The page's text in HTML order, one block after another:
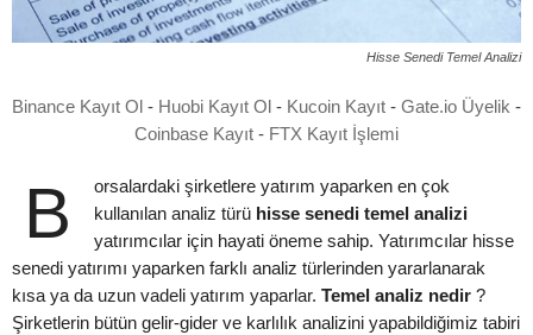
Hisse Senedi Temel Analizi
Binance Kayıt Ol - Huobi Kayıt Ol - Kucoin Kayıt - Gate.io Üyelik -
Coinbase Kayıt - FTX Kayıt İşlemi
Borsalardaki şirketlere yatırım yaparken en çok kullanılan analiz türü hisse senedi temel analizi
yatırımcılar için hayati öneme sahip. Yatırımcılar hisse
senedi yatırımı yaparken farklı analiz türlerinden yararlanarak
kısa ya da uzun vadeli yatırım yaparlar. Temel analiz nedir ?
Şirketlerin bütün gelir-gider ve karlılık analizini yapabildiğimiz tabiri